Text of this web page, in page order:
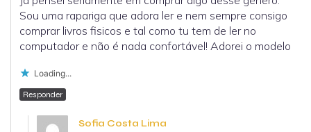
Sou uma rapariga que adora ler e nem sempre consigo
comprar livros fisicos e tal como tu tem de ler no
computador e não é nada confortável! Adorei o modelo
Loading...
Responder
Sofia Costa Lima